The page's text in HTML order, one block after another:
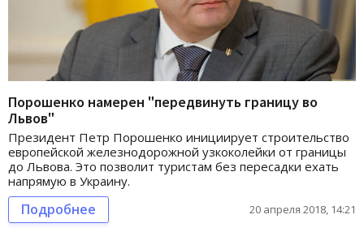
Порошенко намерен "передвинуть границу во
Львов"
Президент Петр Порошенко инициирует строительство
европейской железнодорожной узкоколейки от границы
до Львова. Это позволит туристам без пересадки ехать
напрямую в Украину.
Подробнее 20 апреля 2018, 14:21